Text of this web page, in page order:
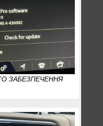
ЗАБЕЗПЕЧЕННЯ